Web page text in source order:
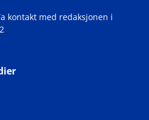
kontakt med redaksjonen i